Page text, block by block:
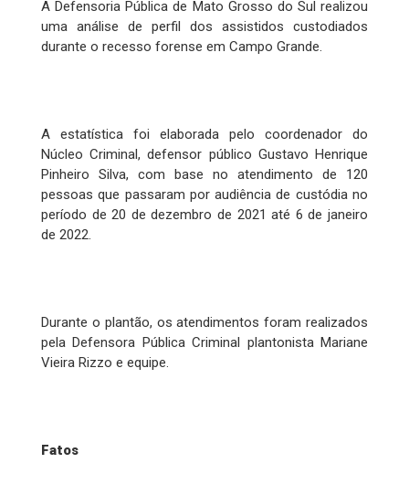
A Defensoria Pública de Mato Grosso do Sul realizou
uma análise de perfil dos assistidos custodiados
durante o recesso forense em Campo Grande.
A estatística foi elaborada pelo coordenador do
Núcleo Criminal, defensor público Gustavo Henrique
Pinheiro Silva, com base no atendimento de 120
pessoas que passaram por audiência de custódia no
período de 20 de dezembro de 2021 até 6 de janeiro
de 2022.
Durante o plantão, os atendimentos foram realizados
pela Defensora Pública Criminal plantonista Mariane
Vieira Rizzo e equipe.
Fatos